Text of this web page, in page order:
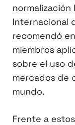
normalización
Internacional
recomendó
miembros
sobre el uso
mercados de
mundo.
Frente a